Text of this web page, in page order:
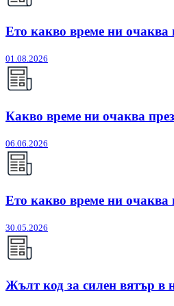
Ето какво време ни очаква
01.08.2026
Какво време ни очаква
06.06.2026
Ето какво време ни очаква
30.05.2026
Жълт код за силен вятър в